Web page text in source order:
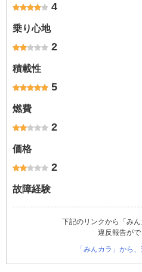
4
乗り心地
2
積載性
5
燃費
2
価格
2
故障経験
下記のリンクから「みん
違反報告がで
「みんカラ」から